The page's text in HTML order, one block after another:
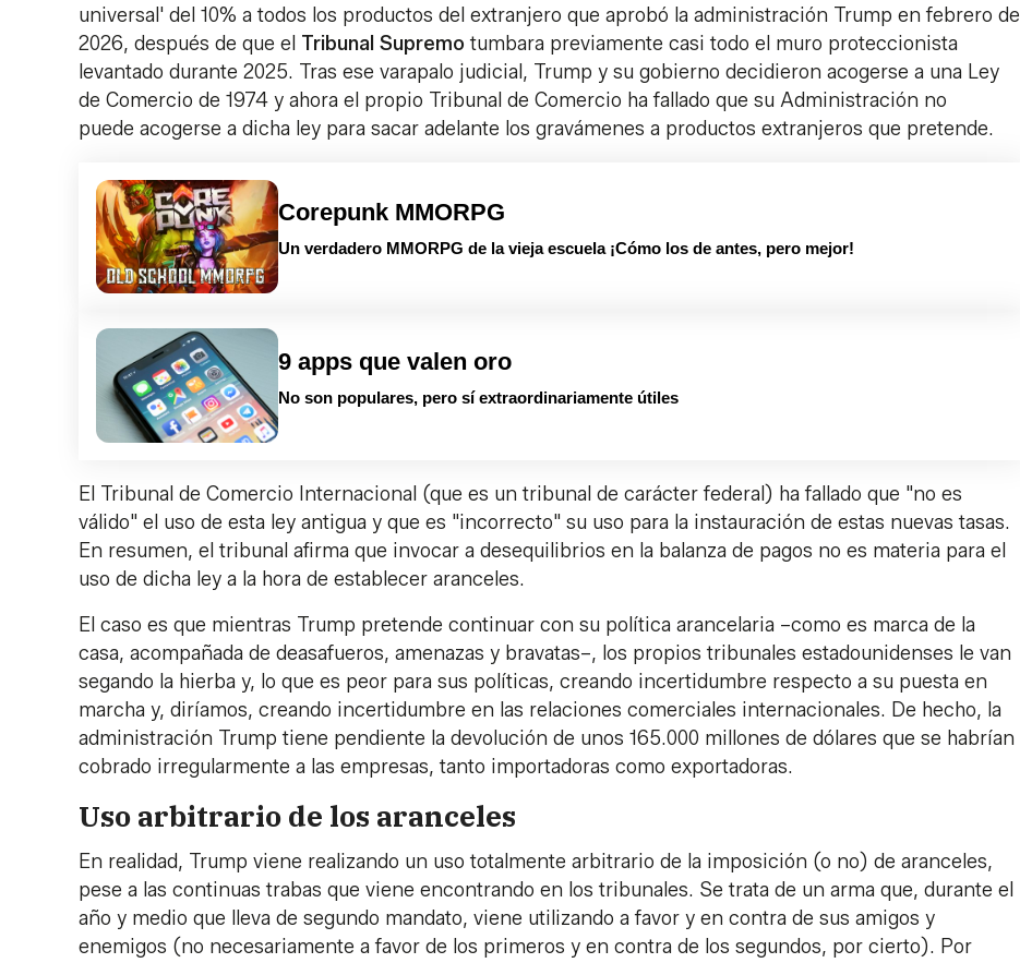
universal' del 10% a todos los productos del extranjero que aprobó la administración Trump en febrero de
2026, después de que el Tribunal Supremo tumbara previamente casi todo el muro proteccionista
levantado durante 2025. Tras ese varapalo judicial, Trump y su gobierno decidieron acogerse a una Ley
de Comercio de 1974 y ahora el propio Tribunal de Comercio ha fallado que su Administración no
puede acogerse a dicha ley para sacar adelante los gravámenes a productos extranjeros que pretende.
Corepunk MMORPG
Un verdadero MMORPG de la vieja escuela ¡Cómo los de antes, pero mejor!
9 apps que valen oro
No son populares, pero sí extraordinariamente útiles
El Tribunal de Comercio Internacional (que es un tribunal de carácter federal) ha fallado que "no es
válido" el uso de esta ley antigua y que es "incorrecto" su uso para la instauración de estas nuevas tasas.
En resumen, el tribunal afirma que invocar a desequilibrios en la balanza de pagos no es materia para el
uso de dicha ley a la hora de establecer aranceles.
El caso es que mientras Trump pretende continuar con su política arancelaria –como es marca de la
casa, acompañada de deasafueros, amenazas y bravatas–, los propios tribunales estadounidenses le van
segando la hierba y, lo que es peor para sus políticas, creando incertidumbre respecto a su puesta en
marcha y, diríamos, creando incertidumbre en las relaciones comerciales internacionales. De hecho, la
administración Trump tiene pendiente la devolución de unos 165.000 millones de dólares que se habrían
cobrado irregularmente a las empresas, tanto importadoras como exportadoras.
Uso arbitrario de los aranceles
En realidad, Trump viene realizando un uso totalmente arbitrario de la imposición (o no) de aranceles,
pese a las continuas trabas que viene encontrando en los tribunales. Se trata de un arma que, durante el
año y medio que lleva de segundo mandato, viene utilizando a favor y en contra de sus amigos y
enemigos (no necesariamente a favor de los primeros y en contra de los segundos, por cierto). Por